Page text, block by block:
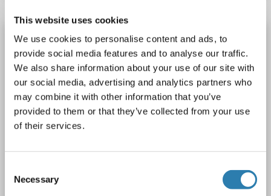
This website uses cookies
We use cookies to personalise content and ads, to
provide social media features and to analyse our traffic.
We also share information about your use of our site with
our social media, advertising and analytics partners who
may combine it with other information that you’ve
provided to them or that they’ve collected from your use
of their services.
Selection
Necessary
IL28RA anticorps (AA 72-121)
IL28RA Reactivité: Humain, Souris, Cheval, Lapin, Chien, Cobaye, Singe
WB
Hôte: Lapin
Polyclonal unconjugated
1 image